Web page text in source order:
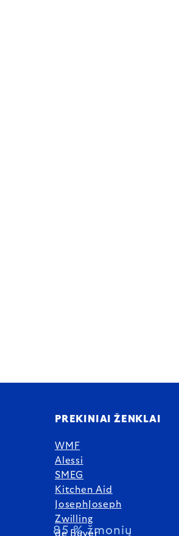
85 % žmonių
PREKINIAI ŽENKLAI
WMF
Alessi
SMEG
Kitchen Aid
JosephJoseph
Zwilling
de Buyer